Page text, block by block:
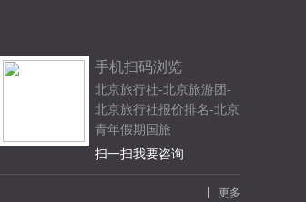
手机扫码浏览
北京旅行社-北京旅游团-
北京旅行社报价排名-北京
青年假期国旅
扫一扫我要咨询
更多